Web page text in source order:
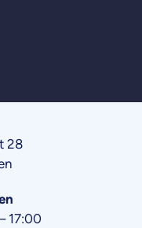
28
17:00